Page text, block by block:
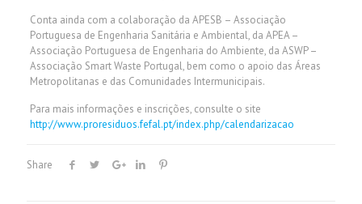
Conta ainda com a colaboração da APESB – Associação
Portuguesa de Engenharia Sanitária e Ambiental, da APEA –
Associação Portuguesa de Engenharia do Ambiente, da ASWP –
Associação Smart Waste Portugal, bem como o apoio das Áreas
Metropolitanas e das Comunidades Intermunicipais.
Para mais informações e inscrições, consulte o site
http://www.proresiduos.fefal.pt/index.php/calendarizacao
Share